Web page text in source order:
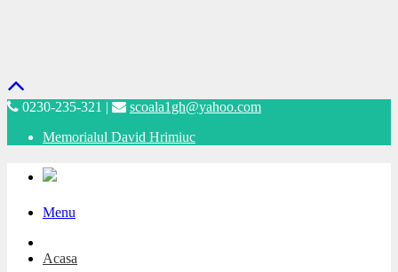
0230-235-321 |
scoala1gh@yahoo.com
Memorialul David Hrimiuc
Menu
Acasa